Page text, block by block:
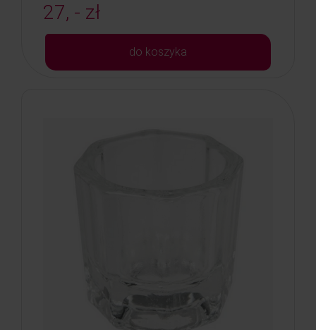
27, - zł
do koszyka